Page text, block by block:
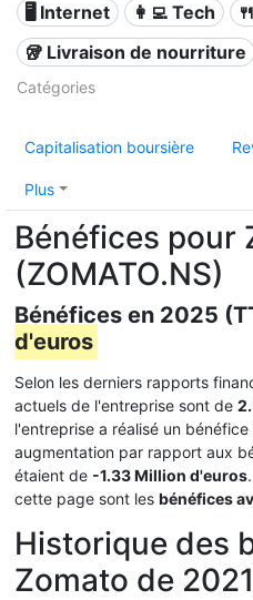
🖥️ Internet 👩‍💻 Tech
🥡 Livraison de nourriture
Catégories
Capitalisation boursière
Plus
Bénéfices pour
(ZOMATO.NS)
Bénéfices en 2025
d'euros
Selon les derniers rapports
actuels de l'entreprise sont de
l'entreprise a réalisé un bénéfice
augmentation par rapport aux
étaient de -1.33 Million d'euros
cette page sont les bénéfices
Historique des
Zomato de